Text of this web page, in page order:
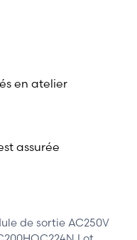
en atelier
assurée
de sortie AC250V